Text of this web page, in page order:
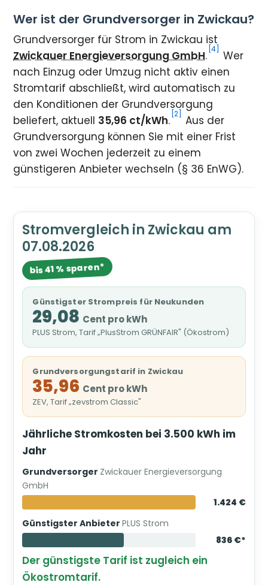
Wer ist der Grundversorger in Zwickau?
Grundversorger für Strom in Zwickau ist
Zwickauer Energieversorgung GmbH. [4]
Wer
nach Einzug oder Umzug nicht aktiv einen
Stromtarif abschließt, wird automatisch zu
den Konditionen der Grundversorgung
beliefert, aktuell 35,96 ct/kWh. [2]
Aus der
Grundversorgung können Sie mit einer Frist
von zwei Wochen jederzeit zu einem
günstigeren Anbieter wechseln (§ 36 EnWG).
Stromvergleich in Zwickau am
07.08.2026
bis 41 % sparen*
Günstigster Strompreis für Neukunden
29,08 Cent pro kWh
PLUS Strom, Tarif „PlusStrom GRÜNFAIR" (Ökostrom)
Grundversorgungstarif in Zwickau
35,96 Cent pro kWh
ZEV, Tarif „zevstrom Classic"
Jährliche Stromkosten bei 3.500 kWh im
Jahr
Grundversorger Zwickauer Energieversorgung
GmbH
1.424 €
Günstigster AnbieterPLUS Strom
836 €*
Der günstigste Tarif ist zugleich ein
Ökostromtarif.